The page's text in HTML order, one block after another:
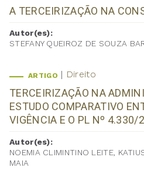
A TERCEIRIZAÇÃO NA
Autor(es):
STEFANY QUEIROZ DE SOUZA
ARTIGO Direito
TERCEIRIZAÇÃO NA
ESTUDO COMPARATIVO
VIGÊNCIA E O PL Nº 4.330/
Autor(es):
NOEMIA CLIMINTINO LEITE,
MAIA